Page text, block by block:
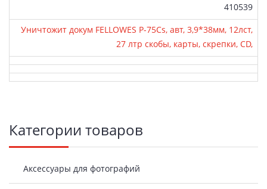
Артикул:
410539
Уничтожит докум FELLOWES Р-75Сs, авт, 3,9*38мм, 12лст,
27 лтр скобы, карты, скрепки, CD,
Боковая
панель
Категории товаров
Аксессуары для фотографий